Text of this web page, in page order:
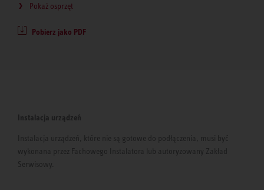
Pokaż osprzęt
Pobierz jako PDF
Instalacja urządzeń
Instalacja urządzeń, które nie są gotowe do podłączenia, musi być
wykonana przez Fachowego Instalatora lub autoryzowany Zakład
Serwisowy.